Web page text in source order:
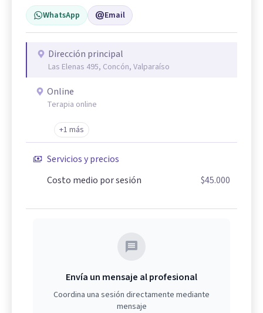
WhatsApp Email
Dirección principal
Las Elenas 495, Concón, Valparaíso
Online
Terapia online
+1 más
Servicios y precios
Costo medio por sesión
$45.000
Envía un mensaje al profesional
Coordina una sesión directamente mediante
mensaje